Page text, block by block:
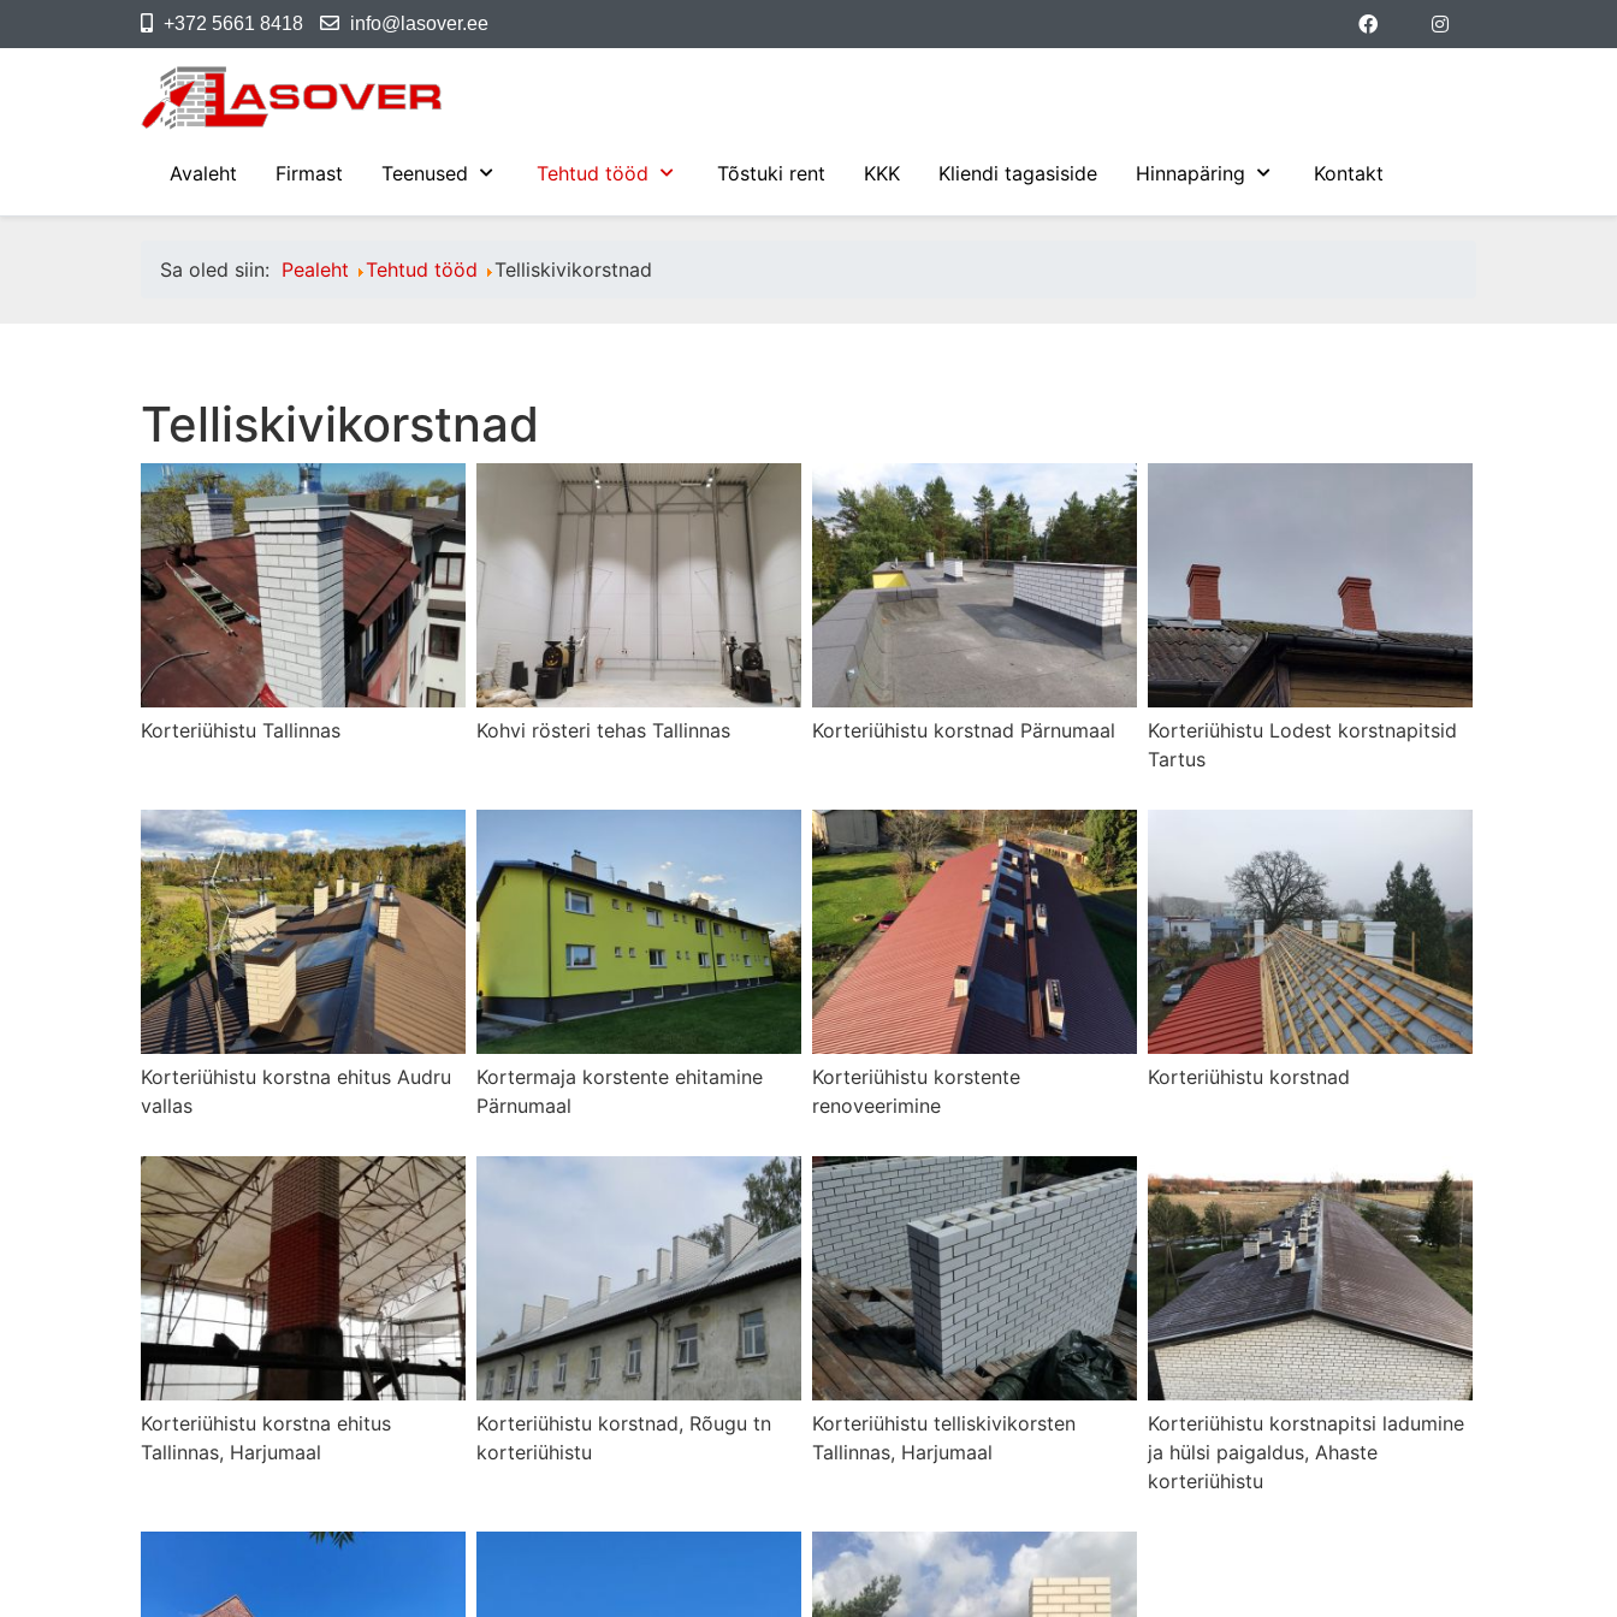
+372 5661 8418 info@lasover.ee
Avaleht Firmast Teenused Tehtud tööd Tõstuki rent KKK Kliendi tagasiside Hinnapäring Kontakt
Sa oled siin: Pealeht Tehtud tööd Telliskivikorstnad
Telliskivikorstnad
Korteriühistu Tallinnas Kohvi rösteri tehas Tallinnas Korteriühistu korstnad Pärnumaal
Korteriühistu Lodest korstnapitsid
Tartus
Korteriühistu korstna ehitus Audru
vallas
Kortermaja korstente ehitamine
Pärnumaal
Korteriühistu korstente
renoveerimine
Korteriühistu korstnad
Korteriühistu korstna ehitus
Tallinnas, Harjumaal
Korteriühistu korstnad, Rõugu tn
korteriühistu
Korteriühistu telliskivikorsten
Tallinnas, Harjumaal
Korteriühistu korstnapitsi ladumine
ja hülsi paigaldus, Ahaste
korteriühistu